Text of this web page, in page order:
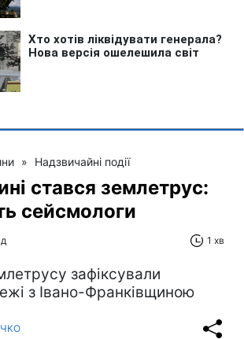
» Надзвичайні події
стався землетрус:
сейсмологи
1 хв
зафіксували
з Івано-Франківщиною